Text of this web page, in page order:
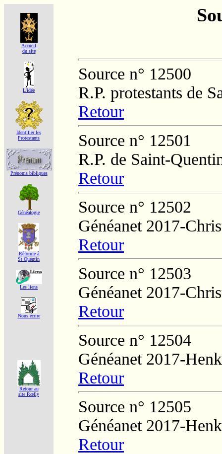
Accueil
du site
L'idée
Identifier les
Protestants
Prénoms bibliques
Généalogie
Réforme á
St Quentin
Les liens
Nous écrire
Retour au
site Rœlly
Source n° 12500
R.P. protestants de
Retour
Source n° 12501
R.P. de Saint-
Retour
Source n° 12502
Généanet 2017-
Retour
Source n° 12503
Généanet 2017-
Retour
Source n° 12504
Généanet 2017-
Retour
Source n° 12505
Généanet 2017-
Retour